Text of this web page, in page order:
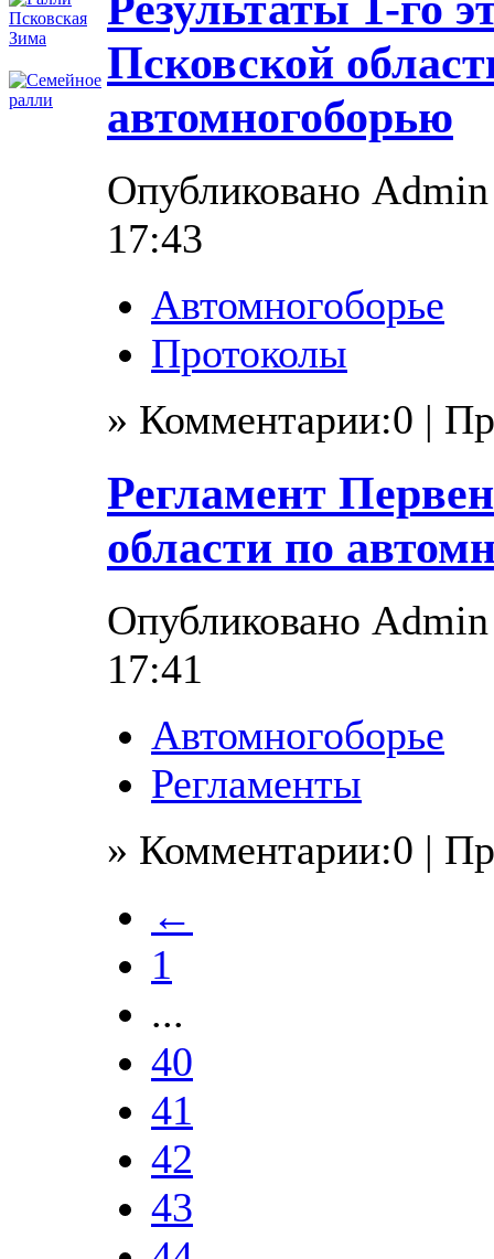
Псковской
автомногоборью
Опубликовано
17:43
Автомногоборье
Протоколы
» Комментарии:0 |
Регламент
области по
Опубликовано
17:41
Автомногоборье
Регламенты
» Комментарии:0 |
←
1
...
40
41
42
43